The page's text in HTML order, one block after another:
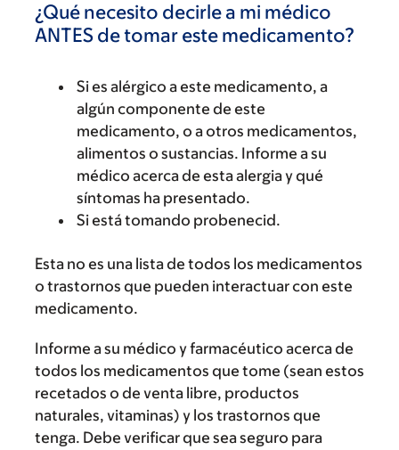
¿Qué necesito decirle a mi médico
ANTES de tomar este medicamento?
Si es alérgico a este medicamento, a
algún componente de este
medicamento, o a otros medicamentos,
alimentos o sustancias. Informe a su
médico acerca de esta alergia y qué
síntomas ha presentado.
Si está tomando probenecid.
Esta no es una lista de todos los medicamentos
o trastornos que pueden interactuar con este
medicamento.
Informe a su médico y farmacéutico acerca de
todos los medicamentos que tome (sean estos
recetados o de venta libre, productos
naturales, vitaminas) y los trastornos que
tenga. Debe verificar que sea seguro para